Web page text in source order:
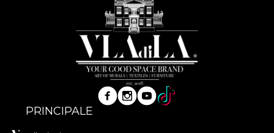
PRINCIPALE